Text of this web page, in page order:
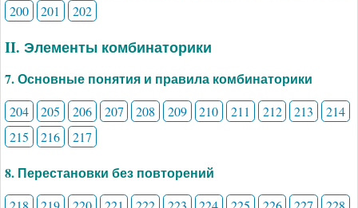
200
201 202
II. Элементы комбинаторики
7. Основные понятия и правила комбинаторики
204 205 206 207 208 209 210 211 212 213
214
215
216 217
8. Перестановки без повторений